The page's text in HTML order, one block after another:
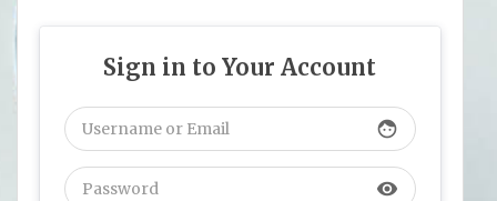
Sign in to Your Account
face
visibility